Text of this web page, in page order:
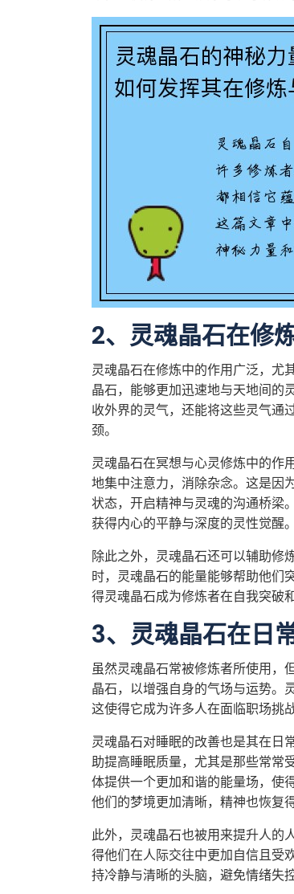
2、灵魂晶石在修
灵魂晶石在修炼中的作用广泛，尤
晶石，能够更加迅速地与天地间的
收外界的灵气，还能将这些灵气通
颈。
灵魂晶石在冥想与心灵修炼中的作
地集中注意力，消除杂念。这是因
状态，开启精神与灵魂的沟通桥梁
获得内心的平静与深度的灵性觉醒。
除此之外，灵魂晶石还可以辅助修
时，灵魂晶石的能量能够帮助他们
得灵魂晶石成为修炼者在自我突破
3、灵魂晶石在日
虽然灵魂晶石常被修炼者所使用，
晶石，以增强自身的气场与运势。
这使得它成为许多人在面临职场挑
灵魂晶石对睡眠的改善也是其在日
助提高睡眠质量，尤其是那些常常
体提供一个更加和谐的能量场，使
他们的梦境更加清晰，精神也恢复
此外，灵魂晶石也被用来提升人的
得他们在人际交往中更加自信且受
持冷静与清晰的头脑，避免情绪失